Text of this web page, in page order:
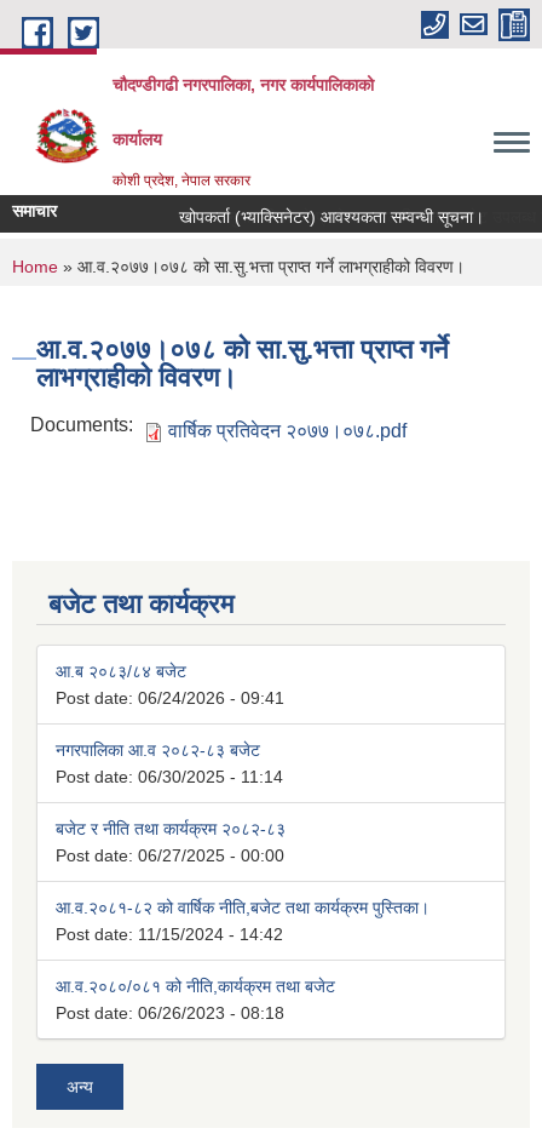
Skip to main content
चौदण्डीगढी नगरपालिका, नगर कार्यपालिकाको
कार्यालय
कोशी प्रदेश, नेपाल सरकार
समाचार खोपकर्ता (भ्याक्सिनेटर) आवश्यकता सम्वन्धी सूचना।
You are here
Home » आ.व.२०७७।०७८ को सा.सु.भत्ता प्राप्त गर्ने लाभग्राहीको विवरण।
आ.व.२०७७।०७८ को सा.सु.भत्ता प्राप्त गर्ने
लाभग्राहीको विवरण।
Documents: वार्षिक प्रतिवेदन २०७७।०७८.pdf
बजेट तथा कार्यक्रम
आ.ब २०८३/८४ बजेट
Post date: 06/24/2026 - 09:41
नगरपालिका आ.व २०८२-८३ बजेट
Post date: 06/30/2025 - 11:14
बजेट र नीति तथा कार्यक्रम २०८२-८३
Post date: 06/27/2025 - 00:00
आ.व.२०८१-८२ को वार्षिक नीति,बजेट तथा कार्यक्रम पुस्तिका।
Post date: 11/15/2024 - 14:42
आ.व.२०८०/०८१ को नीति,कार्यक्रम तथा बजेट
Post date: 06/26/2023 - 08:18
अन्य